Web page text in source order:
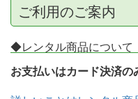
ご利用のご案内
◆レンタル商品について
お支払いはカード決済